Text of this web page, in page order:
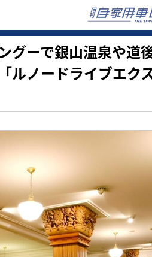
ーで銀山温泉や道
ノードライブエク